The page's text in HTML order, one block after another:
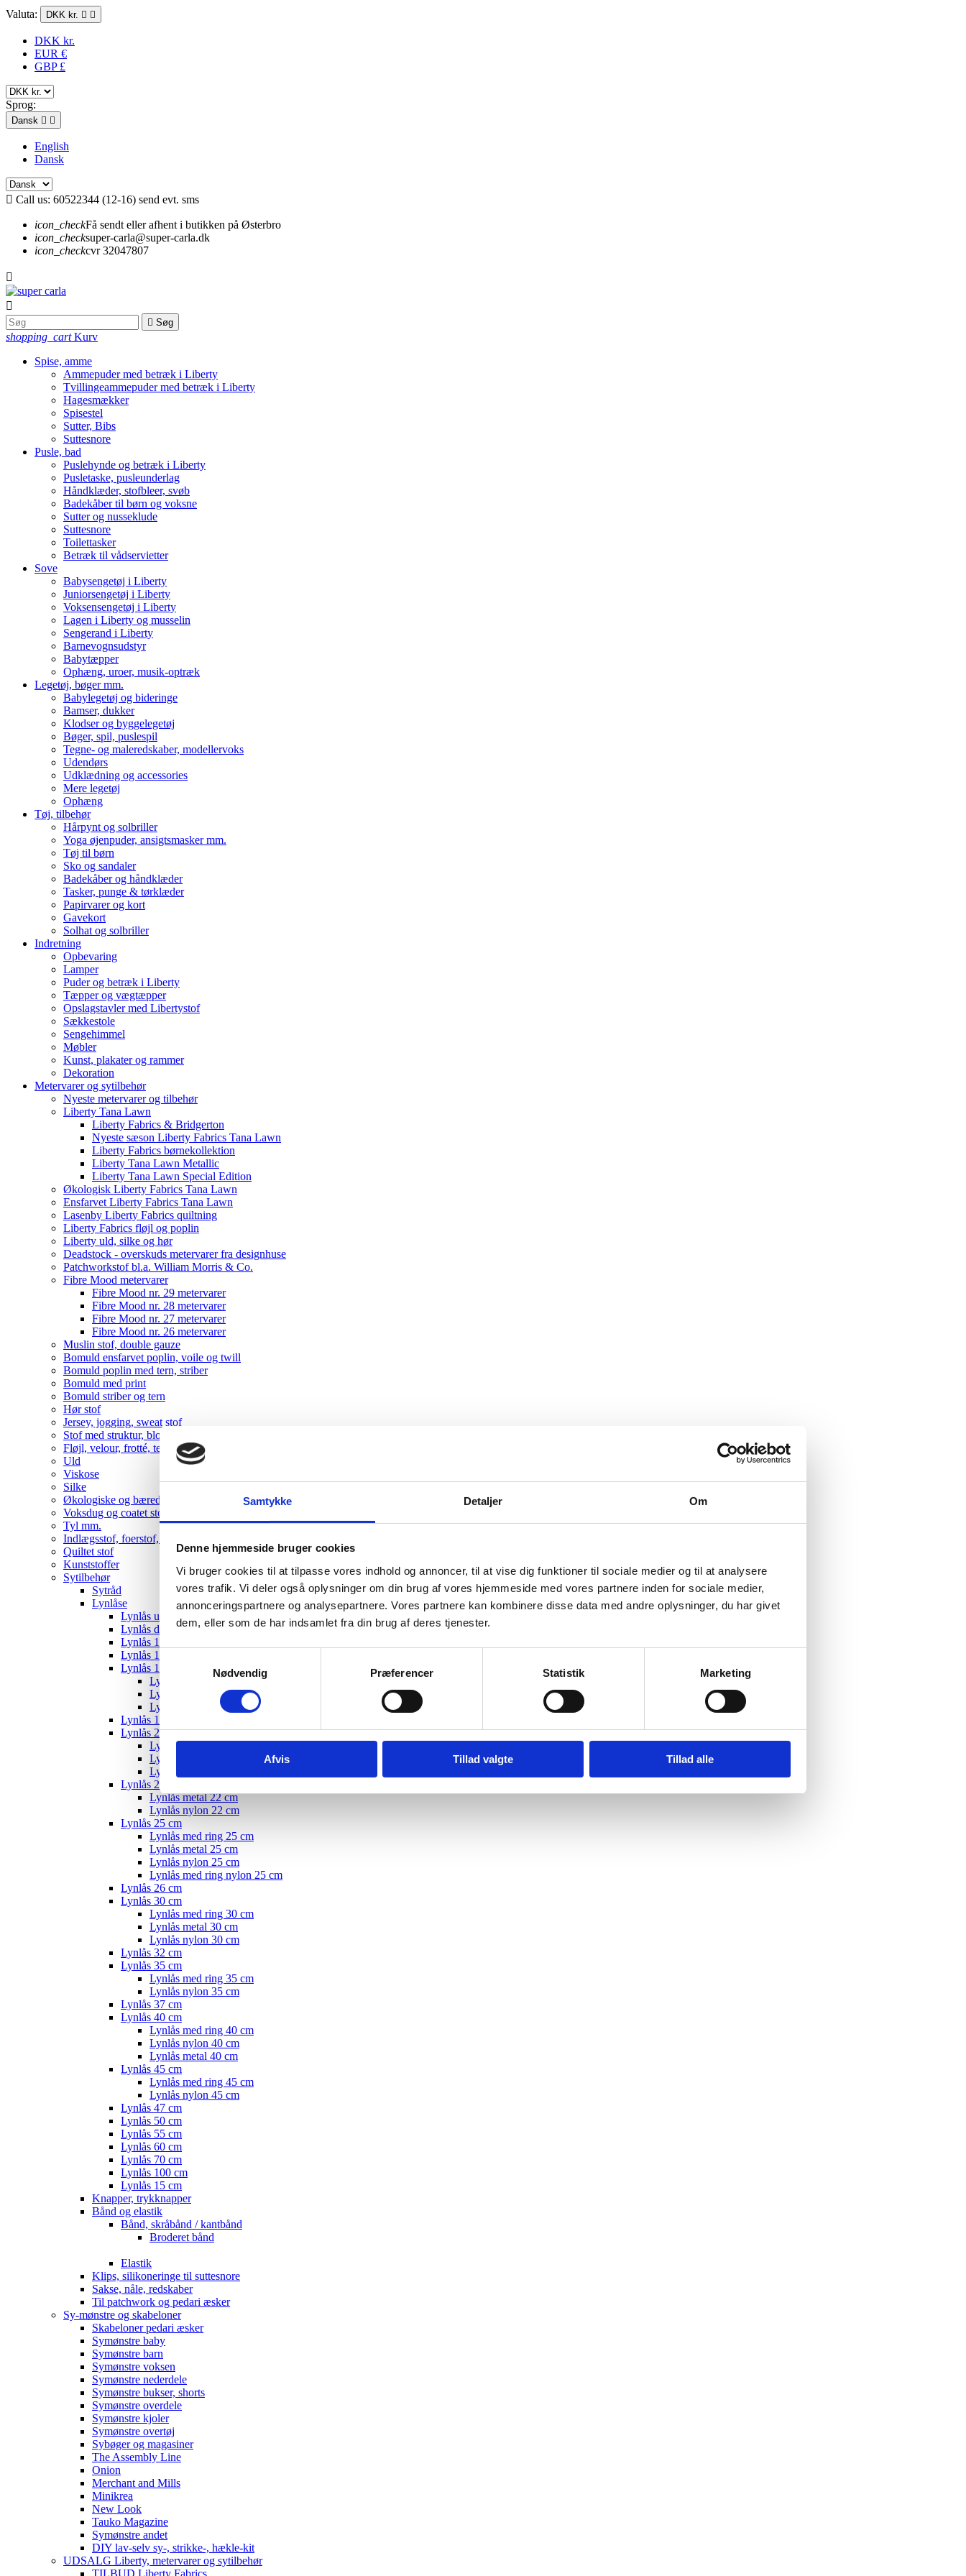
Samtykke Detaljer Om
Denne hjemmeside bruger cookies
Vi bruger cookies til at tilpasse vores indhold og annoncer, til at vise dig funktioner til sociale medier og til at analysere
vores trafik. Vi deler også oplysninger om din brug af vores hjemmeside med vores partnere inden for sociale medier,
annonceringspartnere og analysepartnere. Vores partnere kan kombinere disse data med andre oplysninger, du har givet
dem, eller som de har indsamlet fra din brug af deres tjenester.
Nødvendig
Præferencer Statistik Marketing
Afvis Tillad valgte Tillad alle
Valuta: DKK kr.  
DKK kr.
EUR €
GBP £
Sprog:
Dansk  
English
Dansk
 Call us: 60522344 (12-16) send evt. sms
icon_checkFå sendt eller afhent i butikken på Østerbro
icon_checksuper-carla@super-carla.dk
icon_checkcvr 32047807


 Søg
shopping_cart Kurv
Spise, amme
Ammepuder med betræk i Liberty
Tvillingeammepuder med betræk i Liberty
Hagesmækker
Spisestel
Sutter, Bibs
Suttesnore
Pusle, bad
Puslehynde og betræk i Liberty
Pusletaske, pusleunderlag
Håndklæder, stofbleer, svøb
Badekåber til børn og voksne
Sutter og nusseklude
Suttesnore
Toilettasker
Betræk til vådservietter
Sove
Babysengetøj i Liberty
Juniorsengetøj i Liberty
Voksensengetøj i Liberty
Lagen i Liberty og musselin
Sengerand i Liberty
Barnevognsudstyr
Babytæpper
Ophæng, uroer, musik-optræk
Legetøj, bøger mm.
Babylegetøj og bideringe
Bamser, dukker
Klodser og byggelegetøj
Bøger, spil, puslespil
Tegne- og maleredskaber, modellervoks
Udendørs
Udklædning og accessories
Mere legetøj
Ophæng
Tøj, tilbehør
Hårpynt og solbriller
Yoga øjenpuder, ansigtsmasker mm.
Tøj til børn
Sko og sandaler
Badekåber og håndklæder
Tasker, punge & tørklæder
Papirvarer og kort
Gavekort
Solhat og solbriller
Indretning
Opbevaring
Lamper
Puder og betræk i Liberty
Tæpper og vægtæpper
Opslagstavler med Libertystof
Sækkestole
Sengehimmel
Møbler
Kunst, plakater og rammer
Dekoration
Metervarer og sytilbehør
Nyeste metervarer og tilbehør
Liberty Tana Lawn
Liberty Fabrics & Bridgerton
Nyeste sæson Liberty Fabrics Tana Lawn
Liberty Fabrics børnekollektion
Liberty Tana Lawn Metallic
Liberty Tana Lawn Special Edition
Økologisk Liberty Fabrics Tana Lawn
Ensfarvet Liberty Fabrics Tana Lawn
Lasenby Liberty Fabrics quiltning
Liberty Fabrics fløjl og poplin
Liberty uld, silke og hør
Deadstock - overskuds metervarer fra designhuse
Patchworkstof bl.a. William Morris & Co.
Fibre Mood metervarer
Fibre Mood nr. 29 metervarer
Fibre Mood nr. 28 metervarer
Fibre Mood nr. 27 metervarer
Fibre Mood nr. 26 metervarer
Muslin stof, double gauze
Bomuld ensfarvet poplin, voile og twill
Bomuld poplin med tern, striber
Bomuld med print
Bomuld striber og tern
Hør stof
Jersey, jogging, sweat stof
Stof med struktur, blonde, bæk-og-bølge mm
Fløjl, velour, frotté, teddy
Uld
Viskose
Silke
Økologiske og bæredygtige metervarer
Voksdug og coatet stof
Tyl mm.
Indlægsstof, foerstof, fleece
Quiltet stof
Kunststoffer
Sytilbehør
Sytråd
Lynlåse
Lynlås usynlig
Lynlås delbar
Lynlås 12 cm
Lynlås 15 cm
Lynlås 18 cm
Lynlås med ring 18 cm
Lynlås nylon 18 cm
Lynlås metal 18 cm
Lynlås 19 cm
Lynlås 20 cm
Lynlås med ring 20 cm
Lynlås metal 20 cm
Lynlås nylon 20 cm
Lynlås 22 cm
Lynlås metal 22 cm
Lynlås nylon 22 cm
Lynlås 25 cm
Lynlås med ring 25 cm
Lynlås metal 25 cm
Lynlås nylon 25 cm
Lynlås med ring nylon 25 cm
Lynlås 26 cm
Lynlås 30 cm
Lynlås med ring 30 cm
Lynlås metal 30 cm
Lynlås nylon 30 cm
Lynlås 32 cm
Lynlås 35 cm
Lynlås med ring 35 cm
Lynlås nylon 35 cm
Lynlås 37 cm
Lynlås 40 cm
Lynlås med ring 40 cm
Lynlås nylon 40 cm
Lynlås metal 40 cm
Lynlås 45 cm
Lynlås med ring 45 cm
Lynlås nylon 45 cm
Lynlås 47 cm
Lynlås 50 cm
Lynlås 55 cm
Lynlås 60 cm
Lynlås 70 cm
Lynlås 100 cm
Lynlås 15 cm
Knapper, trykknapper
Bånd og elastik
Bånd, skråbånd / kantbånd
Broderet bånd
Elastik
Klips, silikoneringe til suttesnore
Sakse, nåle, redskaber
Til patchwork og pedari æsker
Sy-mønstre og skabeloner
Skabeloner pedari æsker
Symønstre baby
Symønstre barn
Symønstre voksen
Symønstre nederdele
Symønstre bukser, shorts
Symønstre overdele
Symønstre kjoler
Symønstre overtøj
Sybøger og magasiner
The Assembly Line
Onion
Merchant and Mills
Minikrea
New Look
Tauko Magazine
Symønstre andet
DIY lav-selv sy-, strikke-, hækle-kit
UDSALG Liberty, metervarer og sytilbehør
TILBUD Liberty Fabrics